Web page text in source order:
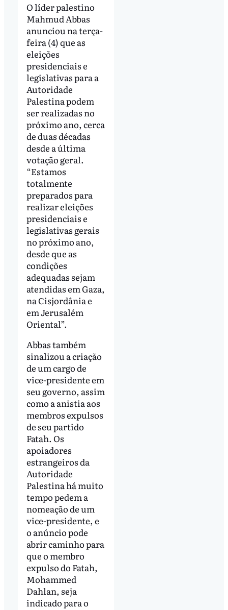
O líder palestino
Mahmud Abbas
anunciou na terça-
feira (4) que as
eleições
presidenciais e
legislativas para a
Autoridade
Palestina podem
ser realizadas no
próximo ano, cerca
de duas décadas
desde a última
votação geral.
“Estamos
totalmente
preparados para
realizar eleições
presidenciais e
legislativas gerais
no próximo ano,
desde que as
condições
adequadas sejam
atendidas em Gaza,
na Cisjordânia e
em Jerusalém
Oriental”.
Abbas também
sinalizou a criação
de um cargo de
vice-presidente em
seu governo, assim
como a anistia aos
membros expulsos
de seu partido
Fatah. Os
apoiadores
estrangeiros da
Autoridade
Palestina há muito
tempo pedem a
nomeação de um
vice-presidente, e
o anúncio pode
abrir caminho para
que o membro
expulso do Fatah,
Mohammed
Dahlan, seja
indicado para o